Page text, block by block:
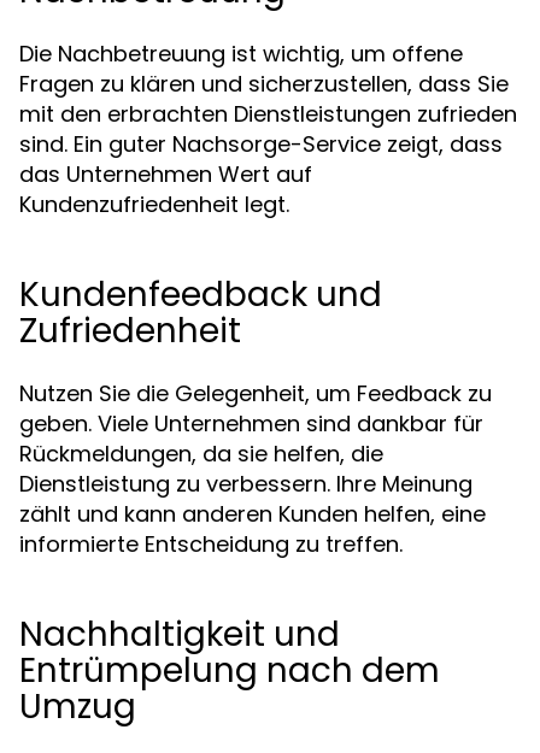
Die Nachbetreuung ist wichtig, um offene
Fragen zu klären und sicherzustellen, dass Sie
mit den erbrachten Dienstleistungen zufrieden
sind. Ein guter Nachsorge-Service zeigt, dass
das Unternehmen Wert auf
Kundenzufriedenheit legt.
Kundenfeedback und
Zufriedenheit
Nutzen Sie die Gelegenheit, um Feedback zu
geben. Viele Unternehmen sind dankbar für
Rückmeldungen, da sie helfen, die
Dienstleistung zu verbessern. Ihre Meinung
zählt und kann anderen Kunden helfen, eine
informierte Entscheidung zu treffen.
Nachhaltigkeit und
Entrümpelung nach dem
Umzug